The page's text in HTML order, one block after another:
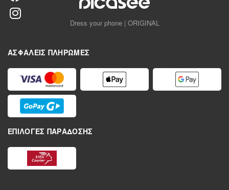
Dress your phone | ORIGINAL
ΑΣΦΑΛΕΊΣ ΠΛΗΡΩΜΈΣ
ΕΠΙΛΟΓΈΣ ΠΑΡΆΔΟΣΗΣ